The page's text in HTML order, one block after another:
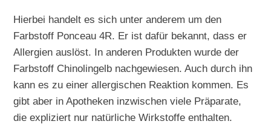
Hierbei handelt es sich unter anderem um den
Farbstoff Ponceau 4R. Er ist dafür bekannt, dass er
Allergien auslöst. In anderen Produkten wurde der
Farbstoff Chinolingelb nachgewiesen. Auch durch ihn
kann es zu einer allergischen Reaktion kommen. Es
gibt aber in Apotheken inzwischen viele Präparate,
die expliziert nur natürliche Wirkstoffe enthalten.